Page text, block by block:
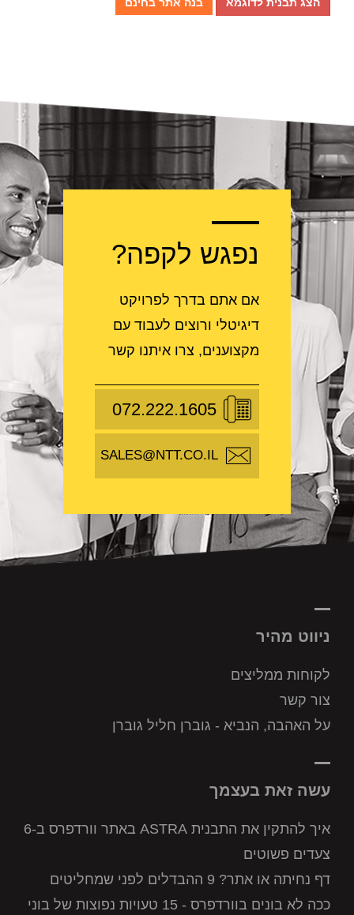
נפגש לקפה?
אם אתם בדרך לפרויקט
דיגיטלי ורוצים לעבוד עם
מקצוענים, צרו איתנו קשר
072.222.1605
SALES@NTT.CO.IL
ניווט מהיר
לקוחות ממליצים
צור קשר
על האהבה, הנביא - גוברן חליל גוברן
עשה זאת בעצמך
איך להתקין את התבנית ASTRA באתר וורדפרס ב-6
צעדים פשוטים
דף נחיתה או אתר? 9 ההבדלים לפני שמחליטים
ככה לא בונים בוורדפרס - 15 טעויות נפוצות של בוני